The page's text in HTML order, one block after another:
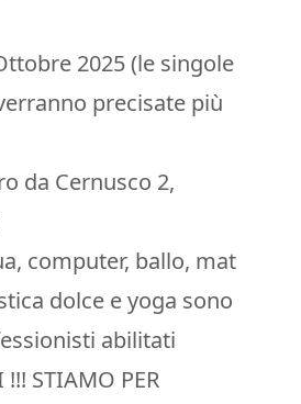
2025 (le singole
precisate più
da Cernusco 2,
computer, ballo, mat
dolce e yoga sono
abilitati
!!! STIAMO PER